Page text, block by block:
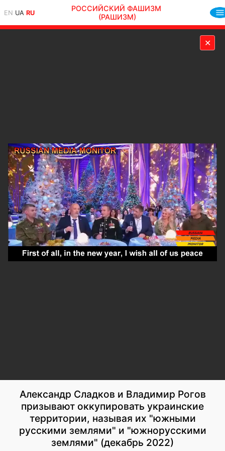
EN UA RU
РОССИЙСКИЙ ФАШИЗМ
(РАШИЗМ)
✕
Александр Сладков и Владимир Рогов
призывают оккупировать украинские
территории, называя их "южными
русскими землями" и "южнорусскими
землями" (декабрь 2022)